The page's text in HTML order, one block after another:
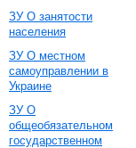
ЗУ О занятости
населения
ЗУ О местном
самоуправлении в
Украине
ЗУ О
общеобязательном
государственном